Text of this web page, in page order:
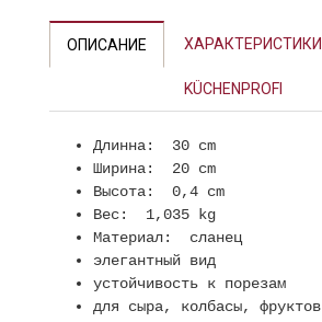
ОПИСАНИЕ ХАРАКТЕРИСТИКИ
KÜCHENPROFI
Длинна: 30 cm
Ширина: 20 cm
Высота: 0,4 cm
Вес: 1,035 kg
Материал: сланец
элегантный вид
устойчивость к порезам
для сыра, колбасы, фруктов